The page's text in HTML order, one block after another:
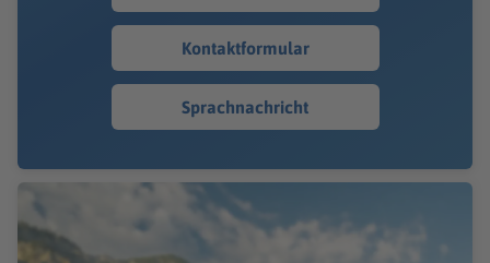
Kontaktformular
Sprachnachricht